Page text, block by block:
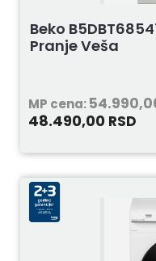
Beko
Pranje Veša
MP cena:
48.490,00 RSD